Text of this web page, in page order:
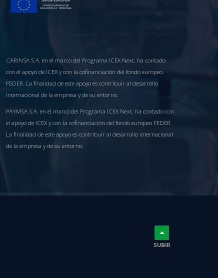
CARINSA S.A. en el marco del Programa ICEX Next, ha contado
con el apoyo de ICEX y con la cofinanciación del fondo europeo
FEDER. La finalidad de este apoyo es contribuir al desarrollo
internacional de la empresa y de su entorno.
PAYMSA S.A. en el marco del Programa ICEX Next, ha contado con
el apoyo de ICEX y con la cofinanciación del fondo europeo FEDER.
La finalidad de este apoyo es contribuir al desarrollo internacional
de la empresa y de su entorno.
SUBIR